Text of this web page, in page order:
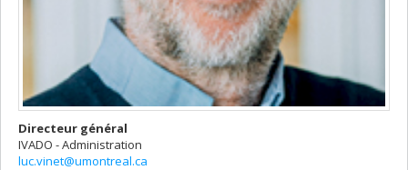
Directeur général
IVADO - Administration
luc.vinet@umontreal.ca